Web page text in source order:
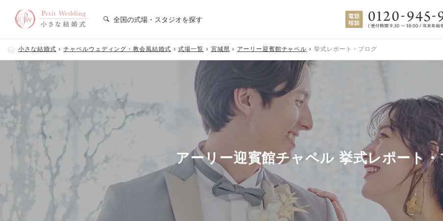
全国の式場・スタジオを探す
小さな結婚式 チャペルウェディング・教会風結婚式 式場一覧 宮城県 アーリー迎賓館チャペル 挙式レポート・ブログ
アーリー迎賓館チャペル 挙式レポート